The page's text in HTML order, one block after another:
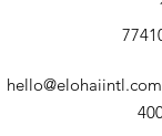
hello@elohaiintl.com